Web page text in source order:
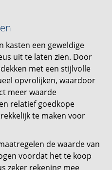
kasten een geweldige
uit te laten zien. Door
met een stijlvolle
opvrolijken, waardoor
meer waarde
relatief goedkope
te maken voor
de waarde van
voordat het te koop
zeker rekening mee